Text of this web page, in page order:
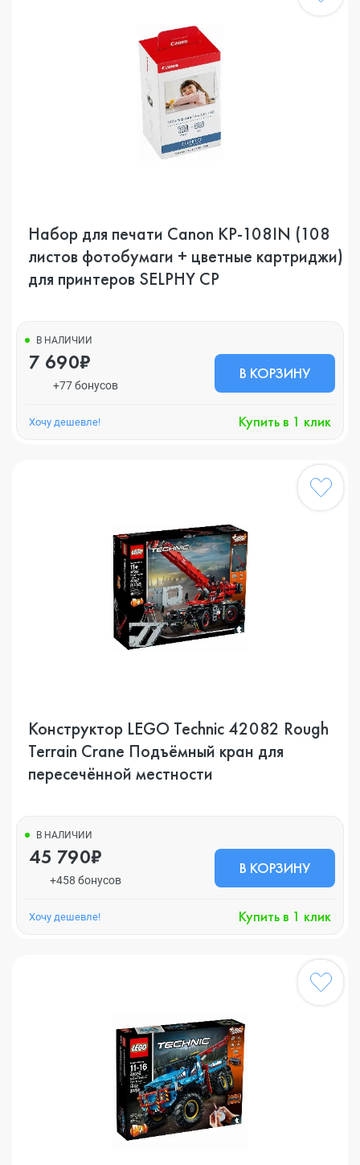
Набор для печати Canon KP-108IN (108
листов фотобумаги + цветные картриджи)
для принтеров SELPHY CP
В НАЛИЧИИ
7 690₽
+77 бонусов
В КОРЗИНУ
Хочу дешевле! Купить в 1 клик
Конструктор LEGO Technic 42082 Rough
Terrain Crane Подъёмный кран для
пересечённой местности
В НАЛИЧИИ
45 790₽
+458 бонусов
В КОРЗИНУ
Хочу дешевле! Купить в 1 клик